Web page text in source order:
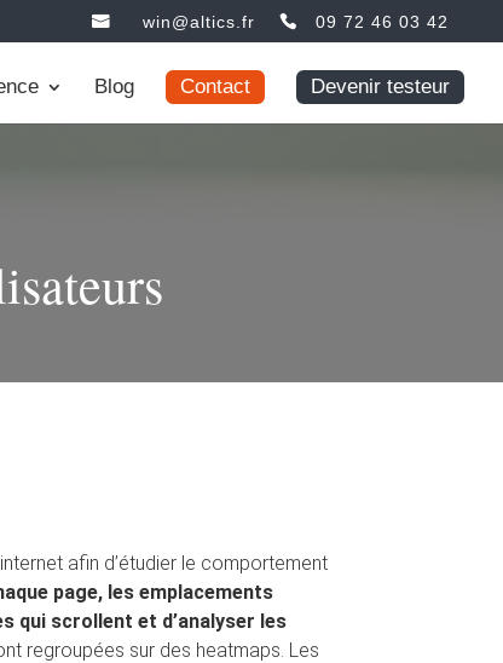
win@altics.fr 09 72 46 03 42
Blog Contact Devenir testeur
afin d’étudier le comportement
page, les emplacements
qui scrollent et d’analyser les
regroupées sur des heatmaps. Les